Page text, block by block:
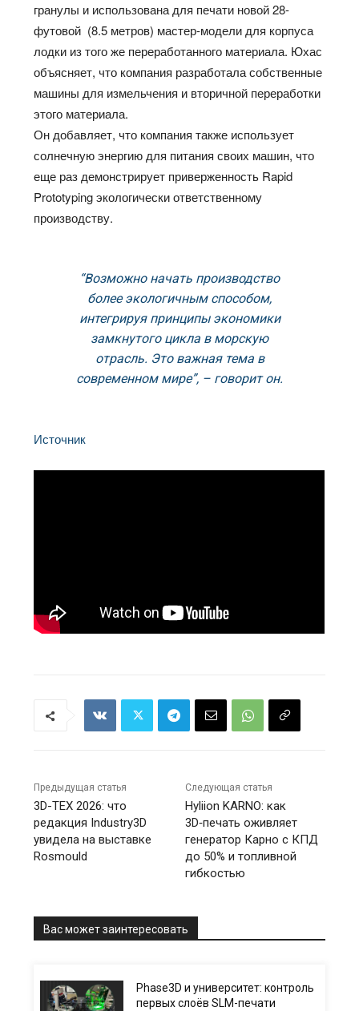
гранулы и использована для печати новой 28-
футовой (8.5 метров) мастер-модели для корпуса
лодки из того же переработанного материала. Юхас
объясняет, что компания разработала собственные
машины для измельчения и вторичной переработки
этого материала.
Он добавляет, что компания также использует
солнечную энергию для питания своих машин, что
еще раз демонстрирует приверженность Rapid
Prototyping экологически ответственному
производству.
“Возможно начать производство
более экологичным способом,
интегрируя принципы экономики
замкнутого цикла в морскую
отрасль. Это важная тема в
современном мире”, – говорит он.
Источник
Предыдущая статья
3D-ТЕХ 2026: что
редакция Industry3D
увидела на выставке
Rosmould
Следующая статья
Hyliion KARNO: как
3D‑печать оживляет
генератор Карно с КПД
до 50% и топливной
гибкостью
Вас может заинтересовать
Phase3D и университет: контроль
первых слоёв SLM-печати